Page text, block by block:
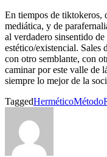
En tiempos de tiktokeros,
mediática, y de
al verdadero sinsentido
estético/existencial. Sales
con otro semblante, con
caminar por este valle de
siempre lo mejor de la
TaggedHerméticoMétodo